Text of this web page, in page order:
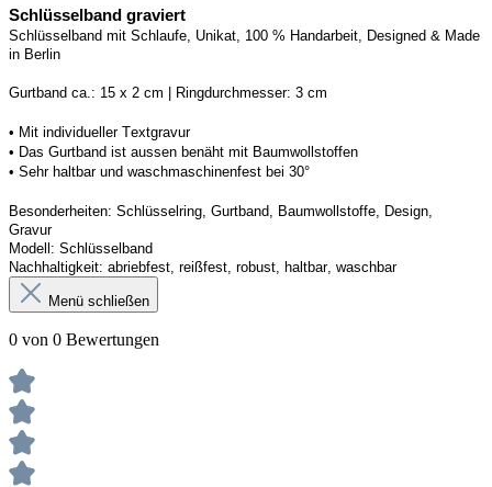
Schlüsselband graviert
Schlüsselband mit Schlaufe, Unikat, 100 % Handarbeit, Designed & Made
in Berlin
Gurtband ca.: 15 x 2 cm | Ringdurchmesser: 3 cm
• Mit individueller Textgravur
• Das Gurtband ist aussen benäht mit Baumwollstoffen
• Sehr haltbar und waschmaschinenfest bei 30°
Besonderheiten: Schlüsselring, Gurtband, Baumwollstoffe, Design,
Gravur
Modell: Schlüsselband
Nachhaltigkeit: abriebfest, reißfest, robust, haltbar, waschbar
Menü schließen
0 von 0 Bewertungen